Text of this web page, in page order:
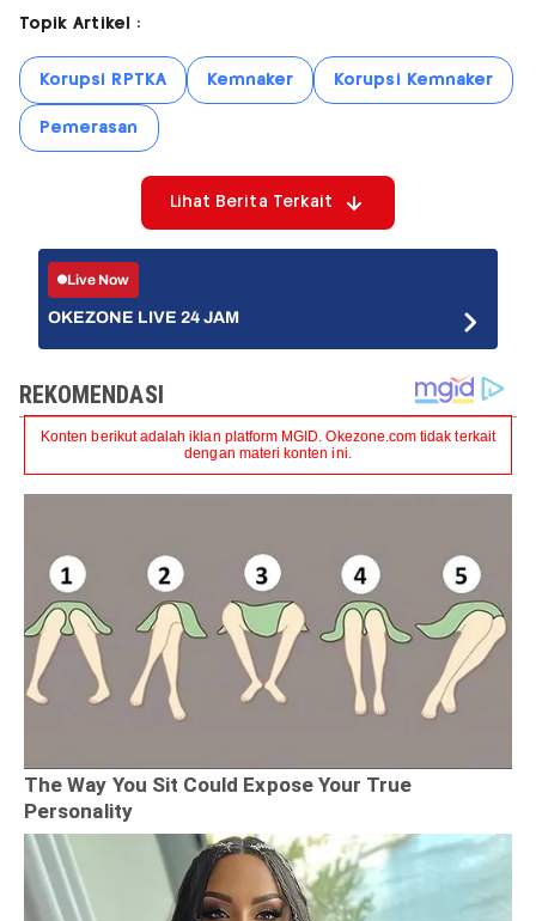
Topik Artikel :
Korupsi RPTKA Kemnaker Korupsi Kemnaker
Pemerasan
Lihat Berita Terkait
Live Now
OKEZONE LIVE 24 JAM